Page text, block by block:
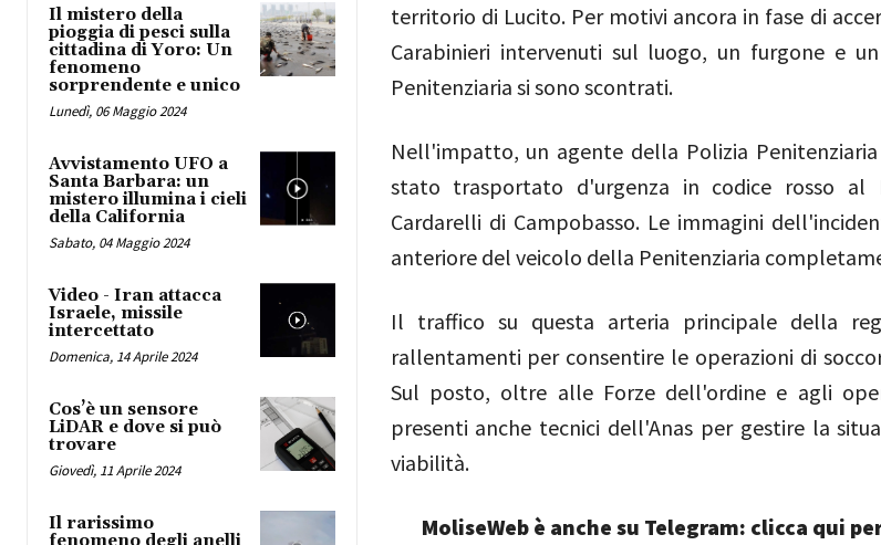
Il mistero della
pioggia di pesci sulla
cittadina di Yoro: Un
fenomeno
sorprendente e unico
Lunedì, 06 Maggio 2024
Avvistamento UFO a
Santa Barbara: un
mistero illumina i cieli
della California
Sabato, 04 Maggio 2024
Video - Iran attacca
Israele, missile
intercettato
Domenica, 14 Aprile 2024
Cos’è un sensore
LiDAR e dove si può
trovare
Giovedì, 11 Aprile 2024
Il rarissimo
fenomeno degli anelli
territorio di Lucito. Per motivi ancora in fase di
Carabinieri intervenuti sul luogo, un furgone e
Penitenziaria si sono scontrati.
Nell'impatto, un agente della Polizia
stato trasportato d'urgenza in codice rosso al
Cardarelli di Campobasso. Le immagini
anteriore del veicolo della Penitenziaria
Il traffico su questa arteria principale della
rallentamenti per consentire le operazioni di
Sul posto, oltre alle Forze dell'ordine e agli
presenti anche tecnici dell'Anas per gestire la
viabilità.
MoliseWeb è anche su Telegram: clicca qui